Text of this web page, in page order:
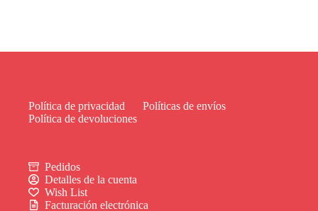
Política de privacidad
Políticas de envíos
Política de devoluciones
Pedidos
Detalles de la cuenta
Wish List
Facturación electrónica